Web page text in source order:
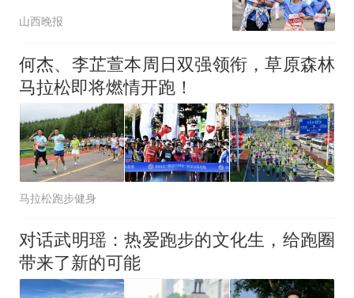
山西晚报
何杰、李芷萱本周日双强领衔，草原森林
马拉松即将燃情开跑！
马拉松跑步健身
对话武明瑶：热爱跑步的文化生，给跑圈
带来了新的可能